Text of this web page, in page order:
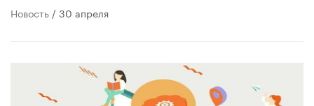
Новость / 30 апреля